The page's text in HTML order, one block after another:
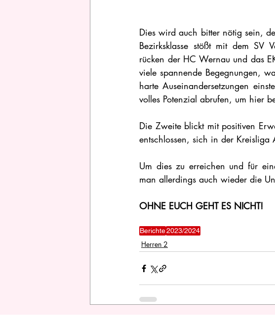
Dies wird auch bitter nötig sein,
Bezirksklasse stößt mit dem SV
rücken der HC Wernau und das
viele spannende Begegnungen,
harte Auseinandersetzungen
volles Potenzial abrufen, um hier
Die Zweite blickt mit positiven
entschlossen, sich in der Kreisliga
Um dies zu erreichen und für
man allerdings auch wieder die
OHNE EUCH GEHT ES NICHT!
Berichte2023/2024
Herren 2